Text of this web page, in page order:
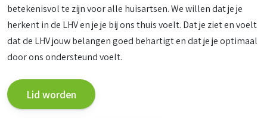
betekenisvol te zijn voor alle huisartsen. We willen dat je je
herkent in de LHV en je je bij ons thuis voelt. Dat je ziet en voelt
dat de LHV jouw belangen goed behartigt en dat je je optimaal
door ons ondersteund voelt.
Lid worden